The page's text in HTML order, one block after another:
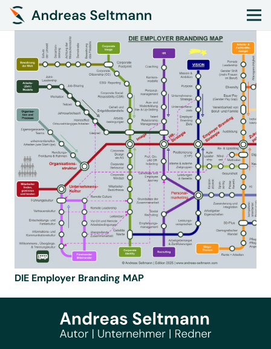
DIE Employer Branding MAP